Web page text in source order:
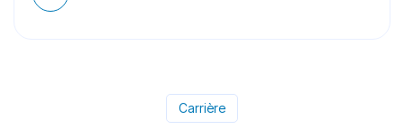
Carrière